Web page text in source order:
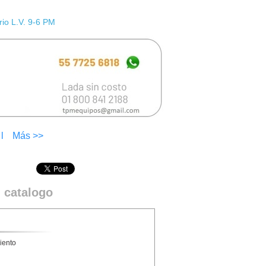
L.V. 9-6 PM
Más >>
catalogo